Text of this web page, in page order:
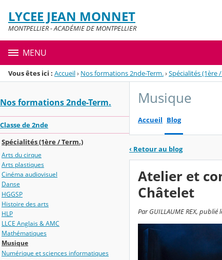
Menu de la rubrique
Contenu
LYCEE JEAN MONNET
MONTPELLIER - ACADÉMIE DE MONTPELLIER
MENU
Vous êtes ici : Accueil› Nos formations 2nde-Term.›Spécialités (1ère
Nos formations 2nde-Term.
Classe de 2nde
Spécialités (1ère / Term.)
Arts du cirque
Arts plastiques
Cinéma audiovisuel
Danse
HGGSP
Histoire des arts
HLP
LLCE Anglais & AMC
Mathématiques
Musique
Numérique et sciences informatiques
Musique
Accueil Blog
‹ Retour au blog
Atelier et
Châtelet
Par GUILLAUME REX,